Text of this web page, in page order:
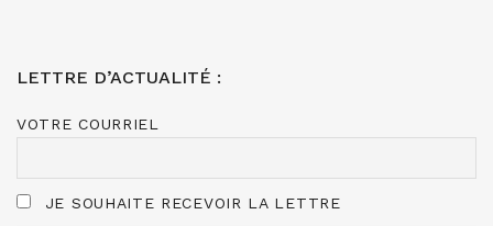
LETTRE D’ACTUALITÉ :
VOTRE COURRIEL
JE SOUHAITE RECEVOIR LA LETTRE